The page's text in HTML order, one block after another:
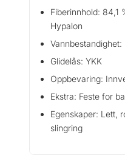
Fiberinnhold: 84,1
Hypalon
Vannbestandighet:
Glidelås: YKK
Oppbevaring:
Ekstra: Feste for
Egenskaper: Lett,
slingring